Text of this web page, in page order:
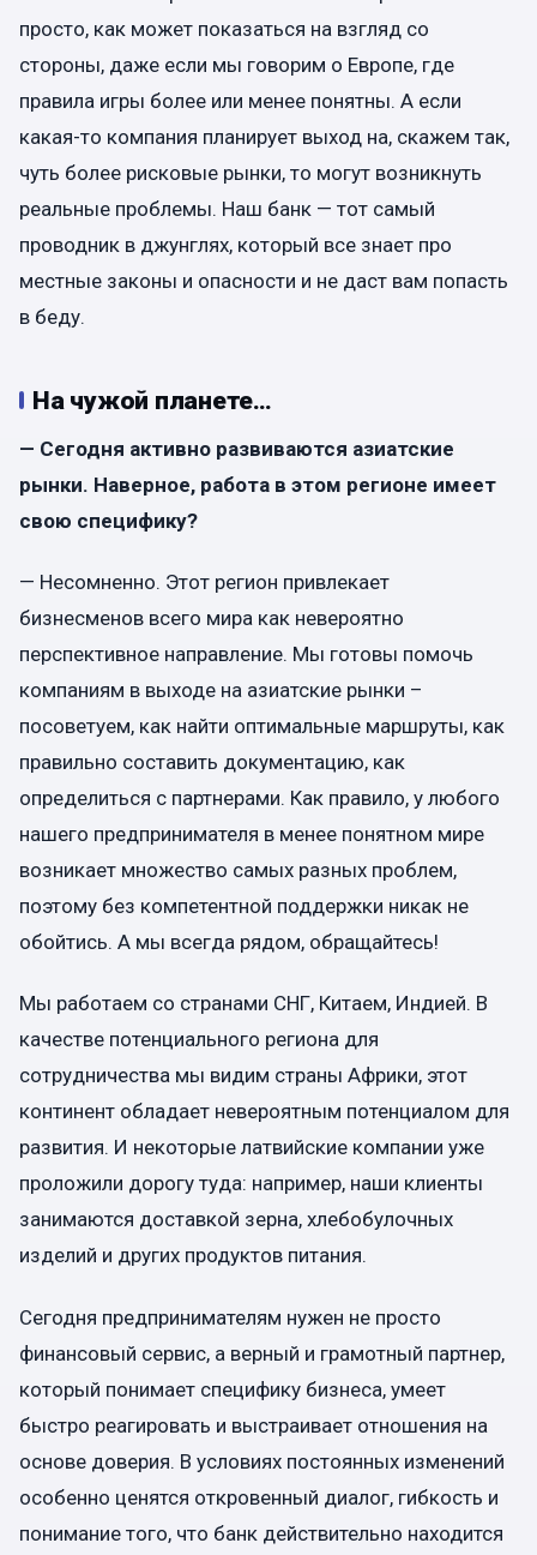
просто, как может показаться на взгляд со
стороны, даже если мы говорим о Европе, где
правила игры более или менее понятны. А если
какая-то компания планирует выход на, скажем так,
чуть более рисковые рынки, то могут возникнуть
реальные проблемы. Наш банк — тот самый
проводник в джунглях, который все знает про
местные законы и опасности и не даст вам попасть
в беду.
На чужой планете…
— Сегодня активно развиваются азиатские
рынки. Наверное, работа в этом регионе имеет
свою специфику?
— Несомненно. Этот регион привлекает
бизнесменов всего мира как невероятно
перспективное направление. Мы готовы помочь
компаниям в выходе на азиатские рынки –
посоветуем, как найти оптимальные маршруты, как
правильно составить документацию, как
определиться с партнерами. Как правило, у любого
нашего предпринимателя в менее понятном мире
возникает множество самых разных проблем,
поэтому без компетентной поддержки никак не
обойтись. А мы всегда рядом, обращайтесь!
Мы работаем со странами СНГ, Китаем, Индией. В
качестве потенциального региона для
сотрудничества мы видим страны Африки, этот
континент обладает невероятным потенциалом для
развития. И некоторые латвийские компании уже
проложили дорогу туда: например, наши клиенты
занимаются доставкой зерна, хлебобулочных
изделий и других продуктов питания.
Сегодня предпринимателям нужен не просто
финансовый сервис, а верный и грамотный партнер,
который понимает специфику бизнеса, умеет
быстро реагировать и выстраивает отношения на
основе доверия. В условиях постоянных изменений
особенно ценятся откровенный диалог, гибкость и
понимание того, что банк действительно находится